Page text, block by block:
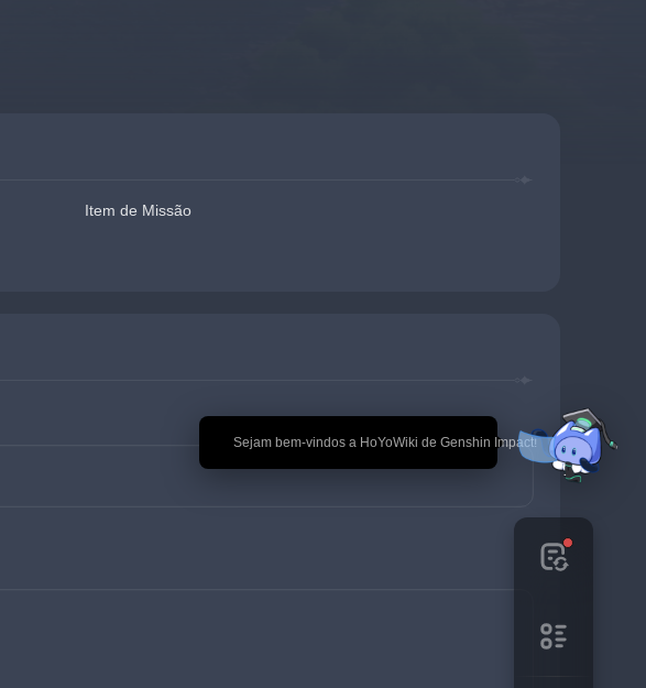
🎉 Sejam bem-vindos a HoYoWiki de Genshin Impact!
Item de Missão